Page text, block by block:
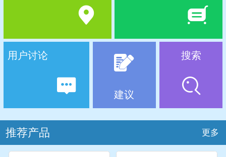
用户讨论
建议
搜索
推荐产品 更多